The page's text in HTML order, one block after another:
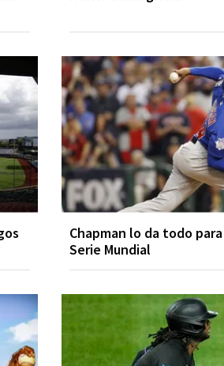
Chapman lo da todo
Serie Mundial